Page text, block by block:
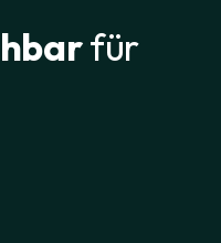
für